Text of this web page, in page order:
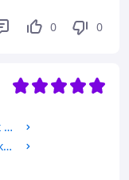
0 0
Штуцер для врізування в ємність бак 1 дюйма з підтискною контргайкою пластиковий. Врізка в бак, резервуар.
Ємність для води 2000 літрів, пластикова вертикальна харчова двошарова. Бак, резервуар 2000 літрів, 2 куби